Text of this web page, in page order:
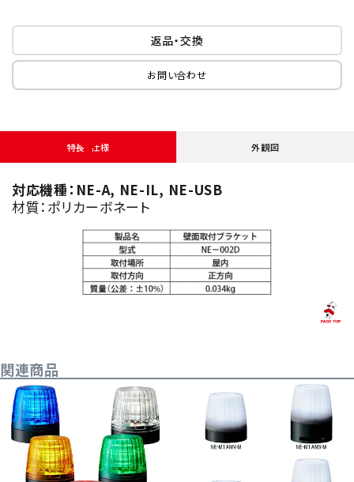
返品・交換
お問い合わせ
特長・仕様 外観図
対応機種：NE-A, NE-IL, NE-USB
材質：ポリカーボネート
関連商品